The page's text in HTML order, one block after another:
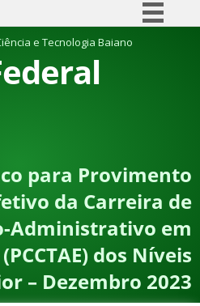
Simplifique!
Comunica BR
Canais
e Tecnologia Baiano
para Provimento
da Carreira de
Administrativo em
dos Níveis
– Dezembro 2023